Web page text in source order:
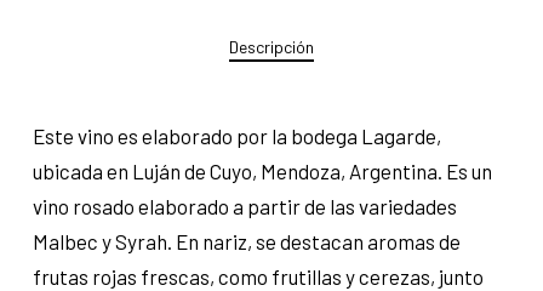
Descripción
Este vino es elaborado por la bodega Lagarde,
ubicada en Luján de Cuyo, Mendoza, Argentina. Es un
vino rosado elaborado a partir de las variedades
Malbec y Syrah. En nariz, se destacan aromas de
frutas rojas frescas, como frutillas y cerezas, junto